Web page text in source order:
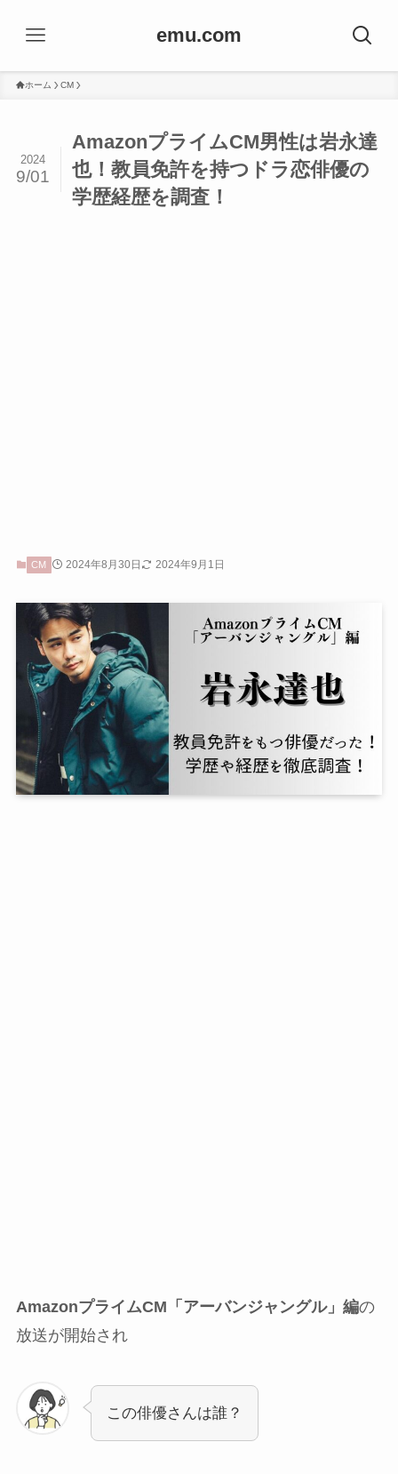
emu.com
ホーム CM
AmazonプライムCM男性は岩永達
也！教員免許を持つドラ恋俳優の
学歴経歴を調査！
2024
9/01
CM 2024年8月30日 2024年9月1日
AmazonプライムCM「アーバンジャングル」編の
放送が開始され
この俳優さんは誰？